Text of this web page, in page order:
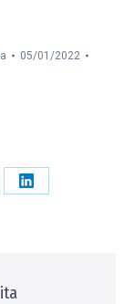
05/01/2022
Compartilhar